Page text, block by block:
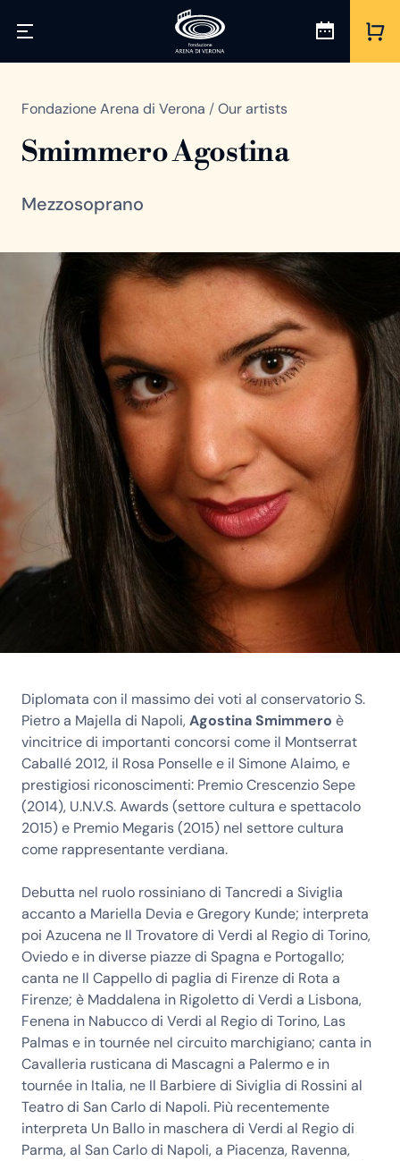
Fondazione Arena di Verona /Our artists
Smimmero Agostina
Mezzosoprano
Diplomata con il massimo dei voti al conservatorio S.
Pietro a Majella di Napoli,Agostina Smimmero è
vincitrice di importanti concorsi come il Montserrat
Caballé 2012, il Rosa Ponselle e il Simone Alaimo, e
prestigiosi riconoscimenti: Premio Crescenzio Sepe
(2014), U.N.V.S. Awards (settore cultura e spettacolo
2015) e Premio Megaris (2015) nel settore cultura
come rappresentante verdiana.
Debutta nel ruolo rossiniano di Tancredi a Siviglia
accanto a Mariella Devia e Gregory Kunde; interpreta
poi Azucena ne Il Trovatore di Verdi al Regio di Torino,
Oviedo e in diverse piazze di Spagna e Portogallo;
canta ne Il Cappello di paglia di Firenze di Rota a
Firenze; è Maddalena in Rigoletto di Verdi a Lisbona,
Fenena in Nabucco di Verdi al Regio di Torino, Las
Palmas e in tournée nel circuito marchigiano; canta in
Cavalleria rusticana di Mascagni a Palermo e in
tournée in Italia, ne Il Barbiere di Siviglia di Rossini al
Teatro di San Carlo di Napoli. Più recentemente
interpreta Un Ballo in maschera di Verdi al Regio di
Parma, al San Carlo di Napoli, a Piacenza, Ravenna,